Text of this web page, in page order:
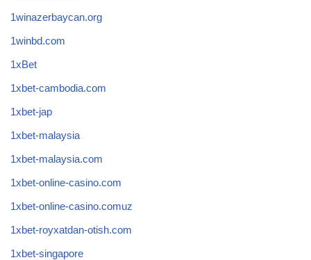
1winazerbaycan.org
1winbd.com
1xBet
1xbet-cambodia.com
1xbet-jap
1xbet-malaysia
1xbet-malaysia.com
1xbet-online-casino.com
1xbet-online-casino.comuz
1xbet-royxatdan-otish.com
1xbet-singapore